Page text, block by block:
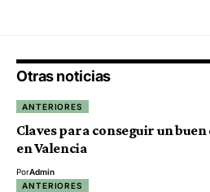
Otras noticias
ANTERIORES
Claves para conseguir un
en Valencia
PorAdmin
ANTERIORES